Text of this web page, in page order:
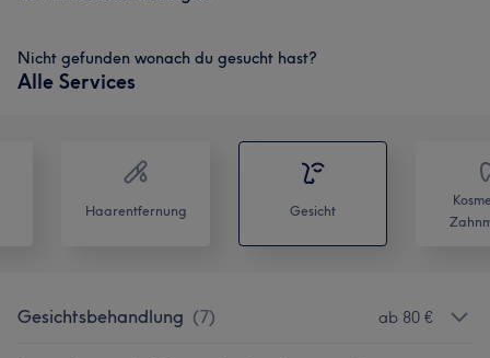
Nicht gefunden wonach du gesucht hast?
Alle Services
Haarentfernung Gesicht
Gesichtsbehandlung (7) ab 80 €